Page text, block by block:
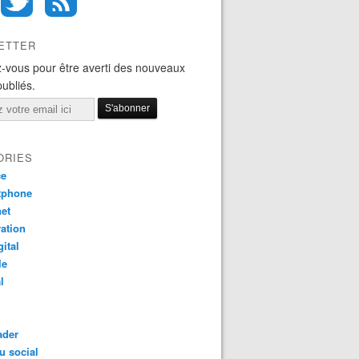
vous pour être averti des nouveaux
social